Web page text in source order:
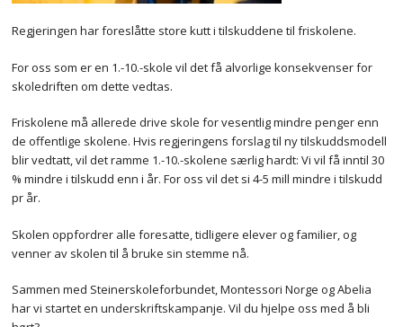
Regjeringen har foreslåtte store kutt i tilskuddene til friskolene.
For oss som er en 1.-10.-skole vil det få alvorlige konsekvenser for
skoledriften om dette vedtas.
Friskolene må allerede drive skole for vesentlig mindre penger enn
de offentlige skolene. Hvis regjeringens forslag til ny tilskuddsmodell
blir vedtatt, vil det ramme 1.-10.-skolene særlig hardt: Vi vil få inntil 30
% mindre i tilskudd enn i år. For oss vil det si 4-5 mill mindre i tilskudd
pr år.
Skolen oppfordrer alle foresatte, tidligere elever og familier, og
venner av skolen til å bruke sin stemme nå.
Sammen med Steinerskoleforbundet, Montessori Norge og Abelia
har vi startet en underskriftskampanje. Vil du hjelpe oss med å bli